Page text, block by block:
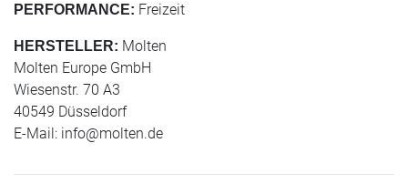
PERFORMANCE: Freizeit
HERSTELLER: Molten
Molten Europe GmbH
Wiesenstr. 70 A3
40549 Düsseldorf
E-Mail: info@molten.de